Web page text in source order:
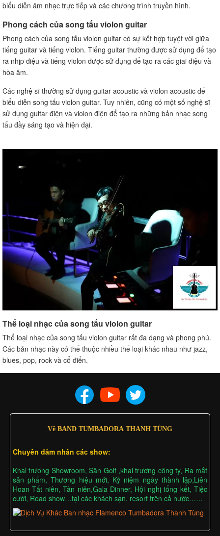
biểu diễn âm nhạc trực tiếp và các chương trình truyền hình.
Phong cách của song tấu violon guitar
Phong cách của song tấu violon guitar có sự kết hợp tuyệt vời giữa
tiếng guitar và tiếng violon. Tiếng guitar thường được sử dụng để tạo
ra nhịp điệu và tiếng violon được sử dụng để tạo ra các giai điệu và
hòa âm.
Các nghệ sĩ thường sử dụng guitar acoustic và violon acoustic để
biểu diễn song tấu violon guitar. Tuy nhiên, cũng có một số nghệ sĩ
sử dụng guitar điện và violon điện để tạo ra những bản nhạc song
tấu đầy sáng tạo và hiện đại.
Thể loại nhạc của song tấu violon guitar
Thể loại nhạc của song tấu violon guitar rất đa dạng và phong phú.
Các bản nhạc này có thể thuộc nhiều thể loại khác nhau như jazz,
blues, pop, rock và cổ điển.
Về BAND TUMBADORA THANH TÙNG
Chuyên đảm nhân các show:
Khai trương Showroom, Sân Golf ,khai trương công ty, Ra mắt
sản phẩm, Thương hiệu mới, Kỷ niệm ngày thành lập,Liên
Hoan Tất niên, Tân niên,Gala Dinner, Hội nghị tổng kết, Tiệc
cưới, Road show…tại các khách sạn, resort trên cả nước……